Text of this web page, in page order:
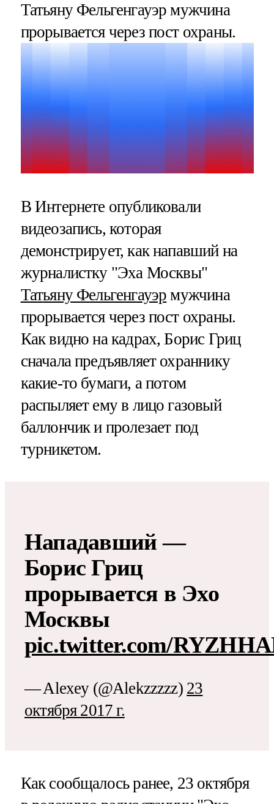
Татьяну Фельгенгауэр мужчина
прорывается через пост охраны.
В Интернете опубликовали
видеозапись, которая
демонстрирует, как напавший на
журналистку "Эха Москвы"
Татьяну Фельгенгауэр мужчина
прорывается через пост охраны.
Как видно на кадрах, Борис Гриц
сначала предъявляет охраннику
какие-то бумаги, а потом
распыляет ему в лицо газовый
баллончик и пролезает под
турникетом.
Нападавший —
Борис Гриц
прорывается в Эхо
Москвы
pic.twitter.com/
— Alexey (@Alekzzzzz) 23
октября 2017 г.
Как сообщалось ранее, 23 октября